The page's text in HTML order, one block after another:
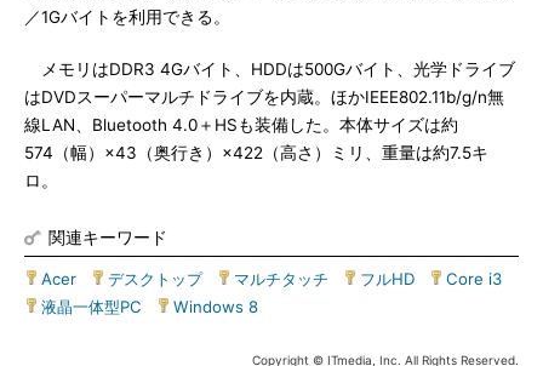
／1Gバイトを利用できる。
メモリはDDR3 4Gバイト、HDDは500Gバイト、光学ドライブ
はDVDスーパーマルチドライブを内蔵。ほかIEEE802.11b/g/n無
線LAN、Bluetooth 4.0＋HSも装備した。本体サイズは約
574（幅）×43（奥行き）×422（高さ）ミリ、重量は約7.5キ
ロ。
関連キーワード
Acer デスクトップ| マルチタッチ フルHD Core i3
液晶一体型PC
Windows 8
Copyright © ITmedia, Inc. All Rights Reserved.